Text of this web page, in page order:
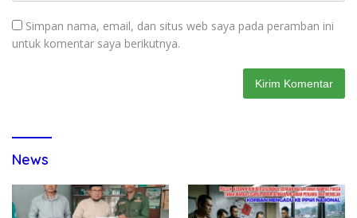
Simpan nama, email, dan situs web saya pada peramban ini
untuk komentar saya berikutnya.
News